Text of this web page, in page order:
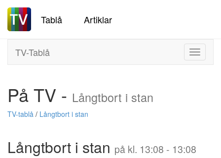
Tablå Artiklar
Toggle
TV-Tablå
På TV - Långtbort i stan
TV-tablå / Långtbort i stan
Långtbort i stan på kl. 13:08 - 13:08